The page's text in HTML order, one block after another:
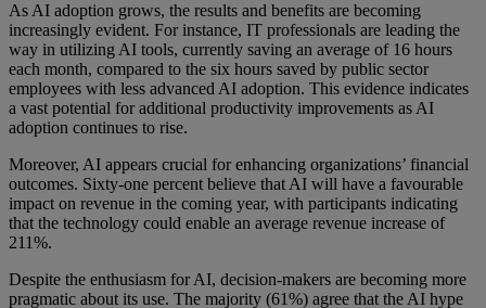
As AI adoption grows, the results and benefits are becoming
increasingly evident. For instance, IT professionals are leading the
way in utilizing AI tools, currently saving an average of 16 hours
each month, compared to the six hours saved by public sector
employees with less advanced AI adoption. This evidence indicates
a vast potential for additional productivity improvements as AI
adoption continues to rise.
Moreover, AI appears crucial for enhancing organizations’ financial
outcomes. Sixty-one percent believe that AI will have a favourable
impact on revenue in the coming year, with participants indicating
that the technology could enable an average revenue increase of
211%.
Despite the enthusiasm for AI, decision-makers are becoming more
pragmatic about its use. The majority (61%) agree that the AI hype